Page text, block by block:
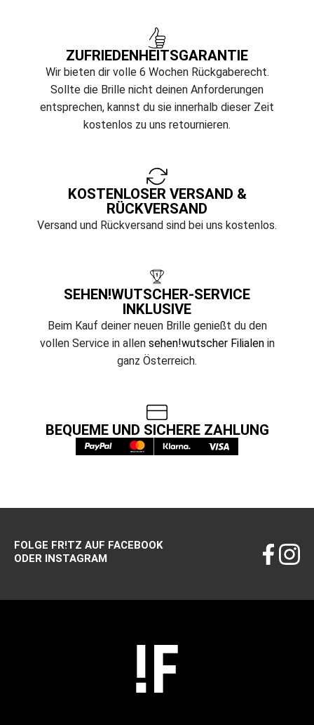
ZUFRIEDENHEITS­GARANTIE
Wir bieten dir volle 6 Wochen Rückgaberecht.
Sollte die Brille nicht deinen Anforderungen
entsprechen, kannst du sie innerhalb dieser Zeit
kostenlos zu uns retournieren.
KOSTENLOSER VERSAND &
RÜCKVERSAND
Versand und Rückversand sind bei uns kostenlos.
SEHEN!WUTSCHER-SERVICE
INKLUSIVE
Beim Kauf deiner neuen Brille genießt du den
vollen Service in allen sehen!wutscher Filialenin
ganz Österreich.
BEQUEME UND SICHERE ZAHLUNG
FOLGE FR!TZ AUF FACEBOOK
ODER INSTAGRAM